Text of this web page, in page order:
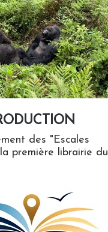
des "Escales
première librairie du